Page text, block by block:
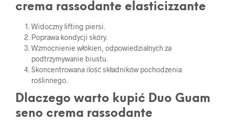
crema rassodante elasticizzante
Widoczny lifting piersi.
Poprawa kondycji skóry.
Wzmocnienie włókien, odpowiedzialnych za
podtrzymywanie biustu.
Skoncentrowana ilość składników pochodzenia
roślinnego.
Dlaczego warto kupić Duo Guam
seno crema rassodante